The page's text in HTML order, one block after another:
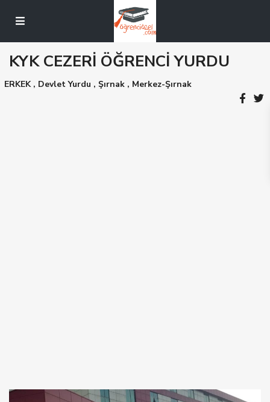
KYK CEZERİ ÖĞRENCİ YURDU
ERKEK, Devlet Yurdu , Şırnak , Merkez-Şırnak